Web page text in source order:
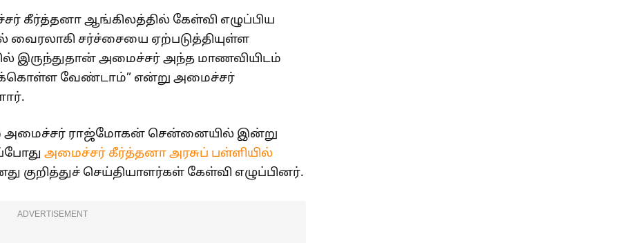
கீர்த்தனா ஆங்கிலத்தில் கேள்வி எழுப்பிய
சர்ச்சையை ஏற்படுத்தியுள்ள
இருந்துதான் அமைச்சர் அந்த மாணவியிடம்
வேண்டாம்” என்று அமைச்சர்
அமைச்சர் ராஜ்மோகன் சென்னையில் இன்று
அமைச்சர் கீர்த்தனா அரசுப் பள்ளியில்
குறித்துச் செய்தியாளர்கள் கேள்வி எழுப்பினர்.
ADVERTISEMENT